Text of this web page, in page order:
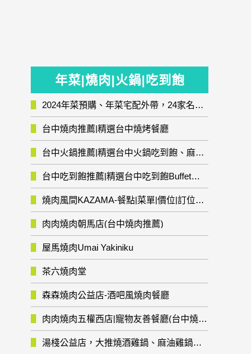
年菜|燒肉|火鍋|吃到飽
2024年菜預購、年菜宅配外帶，24家名店年菜推薦整理，圍爐輕鬆上菜團圓趣
台中燒肉推薦|精選台中燒烤餐廳
台中火鍋推薦|精選台中火鍋吃到飽、麻辣鍋、鴛鴦鍋、石頭火鍋、酸菜白肉鍋、海鮮鍋、燒酒雞、麻油雞、壽喜燒等熱門人氣火鍋店!
台中吃到飽推薦|精選台中吃到飽Buffet自助餐廳
燒肉風間KAZAMA-餐點|菜單|價位|訂位資訊
肉肉燒肉朝馬店(台中燒肉推薦)
屋馬燒肉Umai Yakiniku
茶六燒肉堂
森森燒肉公益店-酒吧風燒肉餐廳
肉肉燒肉五權西店|寵物友善餐廳(台中燒肉推薦)
湯棧公益店，大推燒酒雞鍋、麻油雞鍋暖暖有夠補